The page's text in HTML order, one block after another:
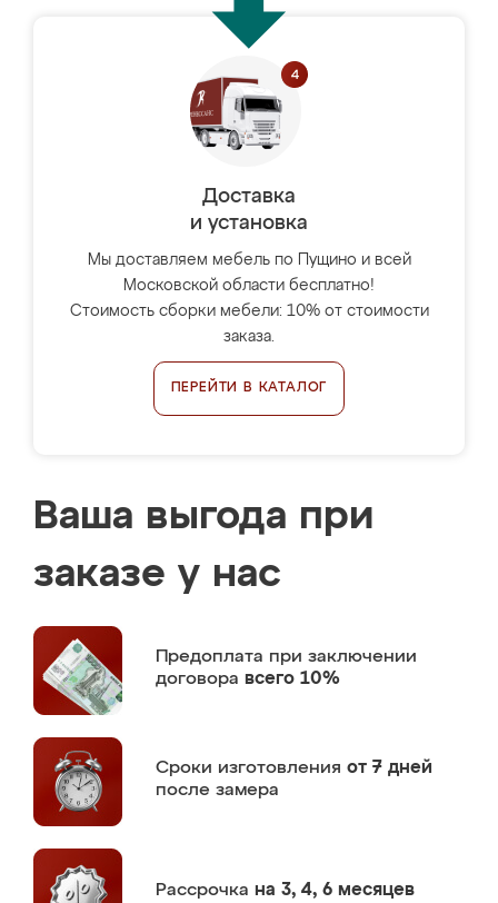
Доставка
и установка
Мы доставляем мебель по Пущино и всей
Московской области бесплатно!
Стоимость сборки мебели: 10% от стоимости
заказа.
ПЕРЕЙТИ В КАТАЛОГ
Ваша выгода при
заказе у нас
Предоплата при заключении
договора всего 10%
Сроки изготовления от 7 дней
после замера
Рассрочка на 3, 4, 6 месяцев